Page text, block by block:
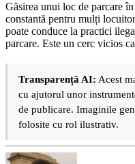
Găsirea unui loc de parcare
constantă pentru mulți
poate conduce la practici
parcare. Este un cerc vicios
Transparență AI: Acest
cu ajutorul unor
de publicare. Imaginile
folosite cu rol ilustrativ.